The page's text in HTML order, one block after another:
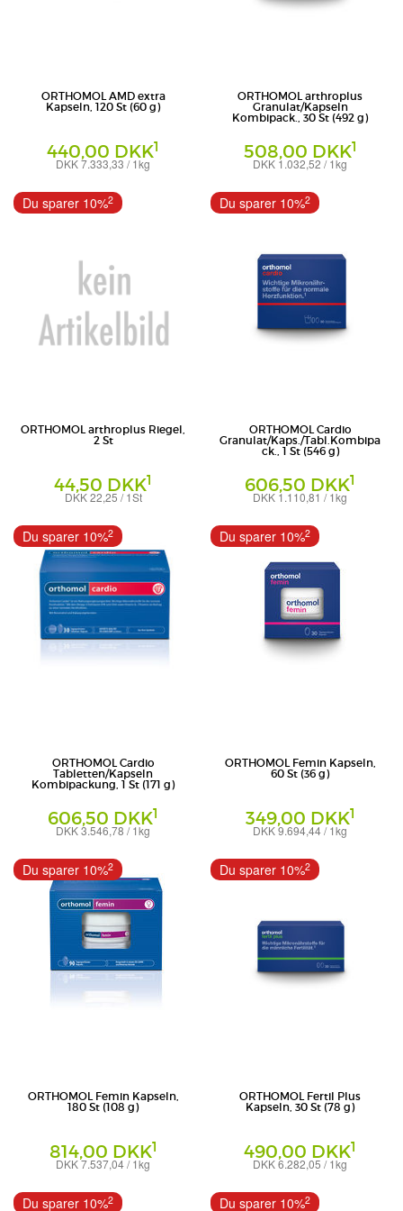
ORTHOMOL AMD extra
Kapseln, 120 St (60 g)
440,00 DKK1
DKK 7.333,33 / 1kg
Orthomol - pharmazeutische Vertriebs
GmbH
ORTHOMOL arthroplus
Granulat/Kapseln
Kombipack., 30 St (492 g)
508,00 DKK1
DKK 1.032,52 / 1kg
Orthomol Pharmazeutische Vertriebs
GmbH
ORTHOMOL arthroplus Riegel,
2 St
44,50 DKK1
DKK 22,25 / 1St
Orthomol pharmazeutische Vertriebs
GmbH
Du sparer 10%2
ORTHOMOL Cardio
Granulat/Kaps./Tabl.Kombipa
ck., 1 St (546 g)
606,50 DKK1
DKK 1.110,81 / 1kg
Orthomol - pharmazeutische Vertriebs
GmbH
Du sparer 10%2
ORTHOMOL Cardio
Tabletten/Kapseln
Kombipackung, 1 St (171 g)
606,50 DKK1
DKK 3.546,78 / 1kg
Orthomol - pharmazeutische Vertriebs
GmbH
Du sparer 10%2
ORTHOMOL Femin Kapseln,
60 St (36 g)
349,00 DKK1
DKK 9.694,44 / 1kg
Orthomol - pharmazeutische Vertriebs
GmbH
Du sparer 10%2
ORTHOMOL Femin Kapseln,
180 St (108 g)
814,00 DKK1
DKK 7.537,04 / 1kg
Orthomol - pharmazeutische Vertriebs
GmbH
Du sparer 10%2
ORTHOMOL Fertil Plus
Kapseln, 30 St (78 g)
490,00 DKK1
DKK 6.282,05 / 1kg
Orthomol - pharmazeutische Vertriebs
GmbH
Du sparer 10%2
Du sparer 10%2 Du sparer 10%2